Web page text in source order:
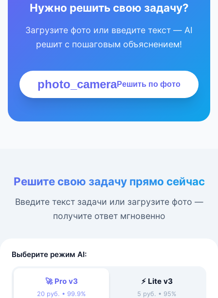
Нужно решить свою задачу?
Загрузите фото или введите текст — AI
решит с пошаговым объяснением!
photo_cameraРешить по фото
Решите свою задачу прямо сейчас
Введите текст задачи или загрузите фото —
получите ответ мгновенно
Выберите режим AI:
🚀 Pro v3
20 руб. • 99.9%
⚡ Lite v3
5 руб. • 95%